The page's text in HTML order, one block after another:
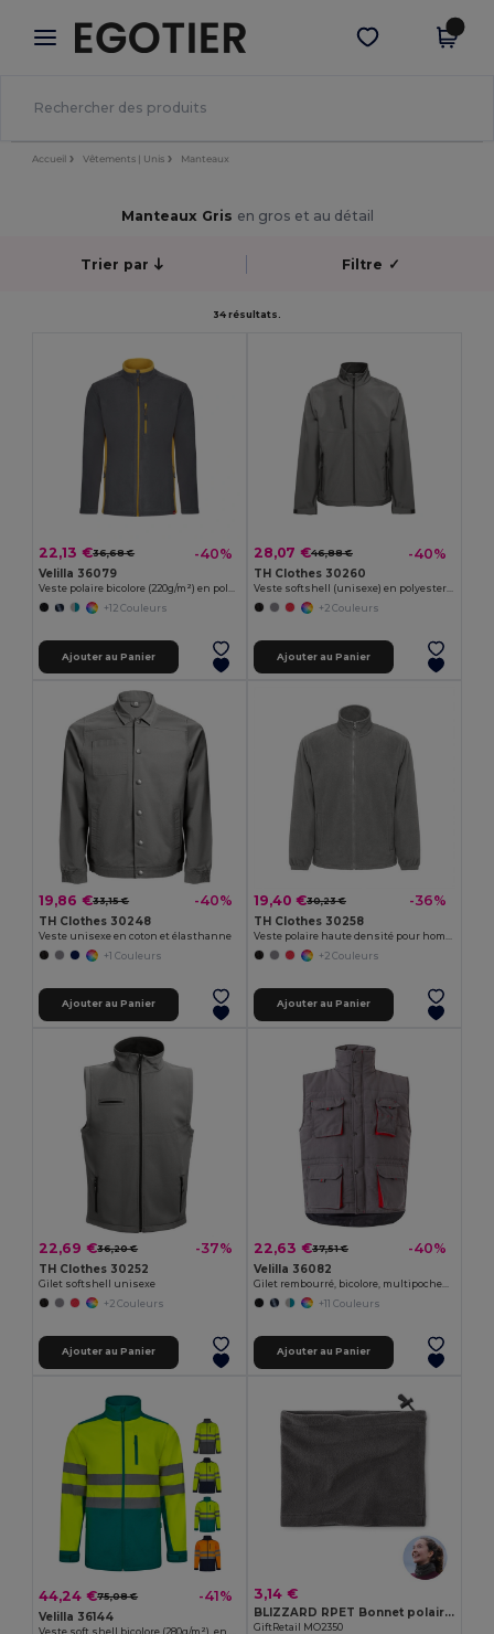
× Appli Egotier
Meilleurs prix sur l’app !
Obtenir l'appli
Accueil Vêtements | Unis Manteaux
Manteaux Gris en gros et au détail
Trier par Filtre ✓
34 résultats.
22,13 €36,68 € -40%
Velilla 36079
Veste polaire bicolore (220g/m²) en polyester (100%)
+12 Couleurs
Ajouter au Panier
28,07 €46,88 € -40%
TH Clothes 30260
Veste softshell (unisexe) en polyester et élasthanne
+2 Couleurs
Ajouter au Panier
19,86 €33,15 € -40%
TH Clothes 30248
Veste unisexe en coton et élasthanne
+1 Couleurs
Ajouter au Panier
19,40 €30,23 € -36%
TH Clothes 30258
+2 Couleurs
Ajouter au Panier
22,69 €36,20 € -37%
TH Clothes 30252
Gilet softshell unisexe
+2 Couleurs
Ajouter au Panier
22,63 €37,51 € -40%
Velilla 36082
+11 Couleurs
Ajouter au Panier
44,24 €75,08 € -41%
Velilla 36144
3,14 €
BLIZZARD RPET Bonnet polaire multi-usages
GiftRetail MO2350